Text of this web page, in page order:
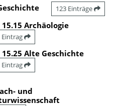
123 Einträge
15.15 Archäologie
Eintrag
15.25 Alte Geschichte
Eintrag
und